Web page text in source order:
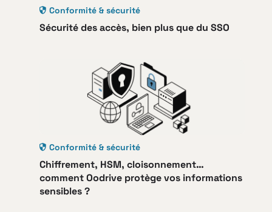
Conformité & sécurité
Sécurité des accès, bien plus que du SSO
Conformité & sécurité
Chiffrement, HSM, cloisonnement…
comment Oodrive protège vos informations
sensibles ?